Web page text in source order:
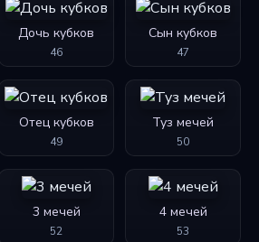
Дочь кубков
46
Сын кубков
47
Отец кубков
49
Туз мечей
50
3 мечей
52
4 мечей
53